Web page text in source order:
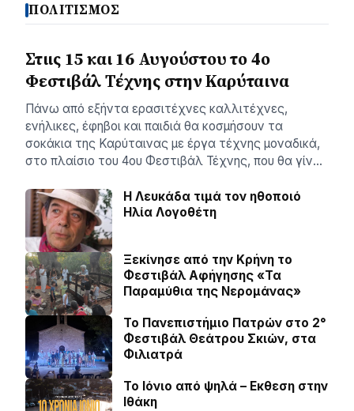
ΠΟΛΙΤΙΣΜΟΣ
Στιις 15 και 16 Αυγούστου το 4ο
Φεστιβάλ Τέχνης στην Καρύταινα
Πάνω από εξήντα ερασιτέχνες καλλιτέχνες,
ενήλικες, έφηβοι και παιδιά θα κοσμήσουν τα
σοκάκια της Καρύταινας με έργα τέχνης μοναδικά,
στο πλαίσιο του 4ου Φεστιβάλ Τέχνης, που θα γίν…
Η Λευκάδα τιμά τον ηθοποιό
Ηλία Λογοθέτη
Ξεκίνησε από την Κρήνη το
Φεστιβάλ Αφήγησης «Τα
Παραμύθια της Νερομάνας»
Το Πανεπιστήμιο Πατρών στο 2°
Φεστιβάλ Θεάτρου Σκιών, στα
Φιλιατρά
Το Ιόνιο από ψηλά – Eκθεση στην
Ιθάκη